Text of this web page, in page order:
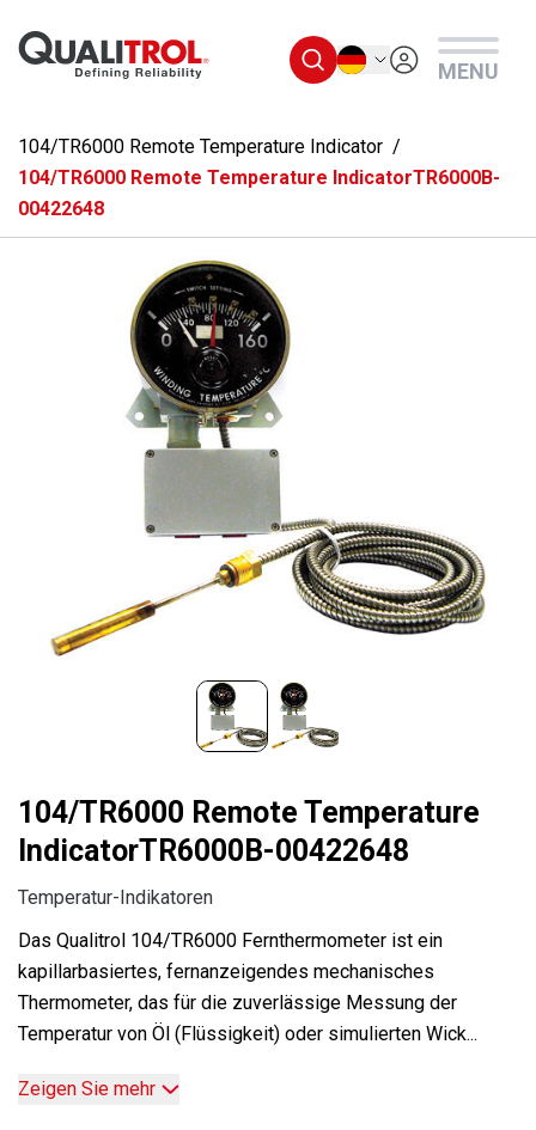
Deutsch
MENU
104/TR6000 Remote Temperature Indicator
104/TR6000 Remote Temperature IndicatorTR6000B-
00422648
104/TR6000 Remote Temperature
IndicatorTR6000B-00422648
Temperatur-Indikatoren
Das Qualitrol 104/TR6000 Fernthermometer ist ein
kapillarbasiertes, fernanzeigendes mechanisches
Thermometer, das für die zuverlässige Messung der
Temperatur von Öl (Flüssigkeit) oder simulierten Wick...
Zeigen Sie mehr